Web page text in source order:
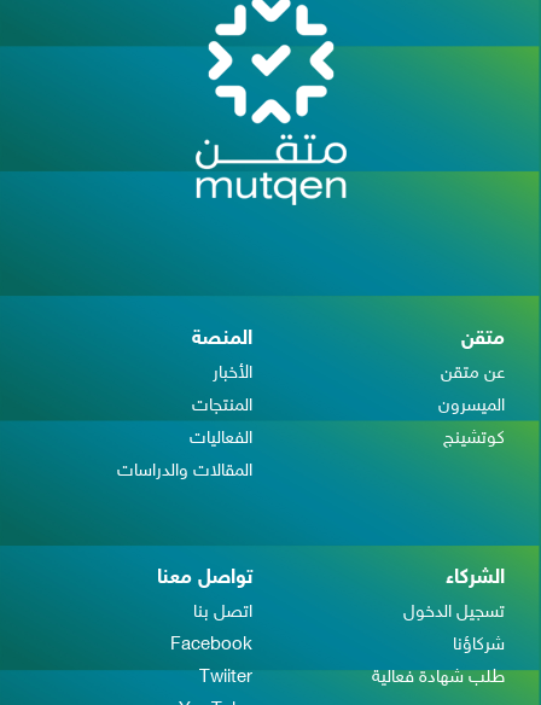
متقن
عن متقن
الميسرون
كوتشينج
المنصة
الأخبار
المنتجات
الفعاليات
المقالات والدراسات
الشركاء
تسجيل الدخول
شركاؤنا
طلب شهادة فعالية
تواصل معنا
اتصل بنا
Facebook
Twiiter